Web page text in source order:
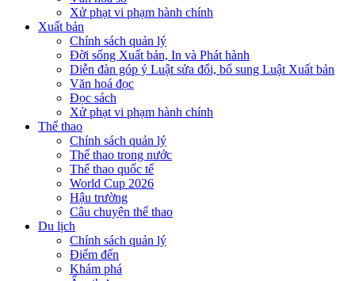
Xử phạt vi phạm hành chính
Xuất bản
Chính sách quản lý
Đời sống Xuất bản, In và Phát hành
Diễn đàn góp ý Luật sửa đổi, bổ sung Luật Xuất bản
Văn hoá đọc
Đọc sách
Xử phạt vi phạm hành chính
Thể thao
Chính sách quản lý
Thể thao trong nước
Thể thao quốc tế
World Cup 2026
Hậu trường
Câu chuyện thể thao
Du lịch
Chính sách quản lý
Điểm đến
Khám phá